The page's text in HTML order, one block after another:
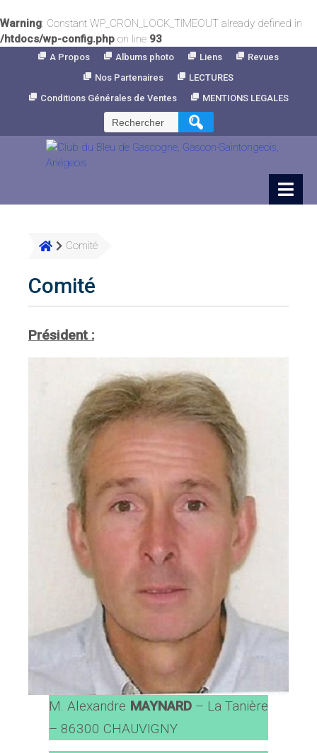
Warning: Constant WP_CRON_LOCK_TIMEOUT already defined in
/htdocs/wp-config.php on line 93
A Propos Albums photo Liens
Revues
Nos Partenaires
LECTURES
Conditions Générales de Ventes
MENTIONS LEGALES
Rechercher :
Comité
Comité
Président :
M. Alexandre MAYNARD– La Tanière
– 86300 CHAUVIGNY